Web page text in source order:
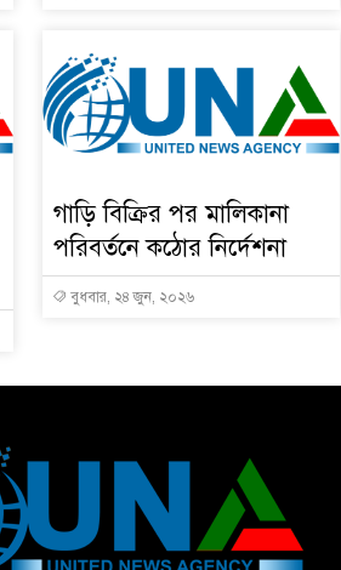
গাড়ি বিক্রির পর মালিকানা
পরিবর্তনে কঠোর নির্দেশনা
বুধবার, ২৪ জুন, ২০২৬